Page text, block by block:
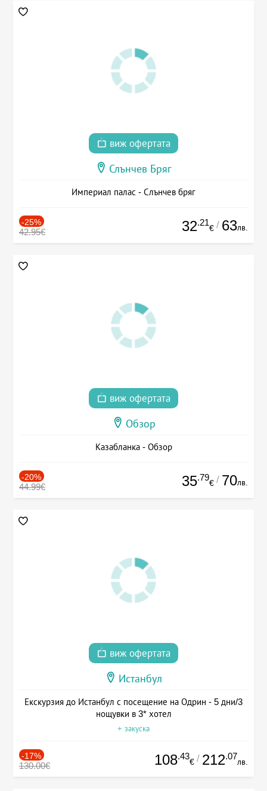
виж офертата
Слънчев Бряг
Империал палас - Слънчев бряг
-25%
42.95€ 32.21
€ / 63лв.
виж офертата
Обзор
Казабланка - Обзор
-20%
44.99€ 35.79
€ / 70лв.
виж офертата
Истанбул
Екскурзия до Истанбул с посещение на Одрин - 5 дни/3
нощувки в 3* хотел
+ закуска
-17%
130.00€ 108.43
€ / 212.07
лв.